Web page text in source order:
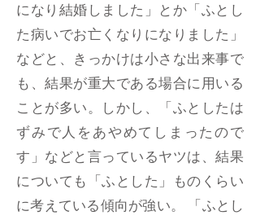
になり結婚しました」とか「ふとし
た病いでお亡くなりになりました」
などと、きっかけは小さな出来事で
も、結果が重大である場合に用いる
ことが多い。しかし、「ふとしたは
ずみで人をあやめてしまったので
す」などと言っているヤツは、結果
についても「ふとした」ものくらい
に考えている傾向が強い。 「ふとし